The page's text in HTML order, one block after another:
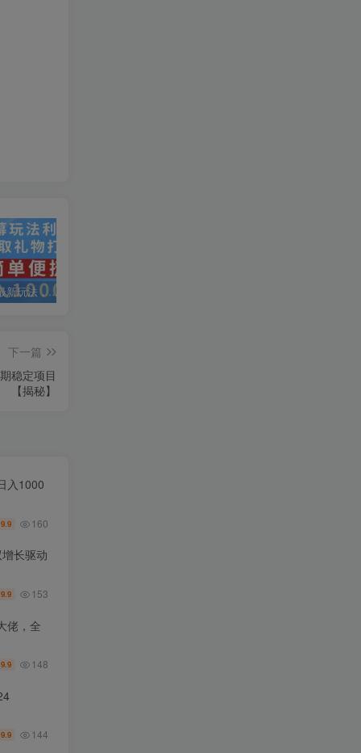
抖音弹幕最新玩法，利用粉丝好奇心赚取礼物打赏，轻松日入1000+
下一篇
稳定项目
【揭秘】
入1000
9.9 160
长驱动
9.9 153
佬，全
9.9 148
9.9 144